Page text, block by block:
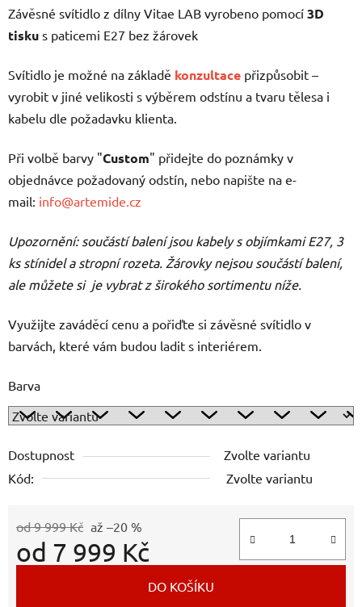
Závěsné svítidlo z dílny Vitae LAB vyrobeno pomocí 3D
tisku s paticemi E27 bez žárovek
Svítidlo je možné na základě konzultace přizpůsobit –
vyrobit v jiné velikosti s výběrem odstínu a tvaru tělesa i
kabelu dle požadavku klienta.
Při volbě barvy "Custom" přidejte do poznámky v
objednávce požadovaný odstín, nebo napište na e-
mail: info@artemide.cz
Upozornění: součástí balení jsou kabely s objímkami E27, 3
ks stínidel a stropní rozeta. Žárovky nejsou součástí balení,
ale můžete si je vybrat z širokého sortimentu níže.
Využijte zaváděcí cenu a pořiďte si závěsné svítidlo v
barvách, které vám budou ladit s interiérem.
Barva
Dostupnost
Zvolte variantu
Kód:
Zvolte variantu
od 9 999 Kč až –20 %
od 7 999 Kč
DO KOŠÍKU